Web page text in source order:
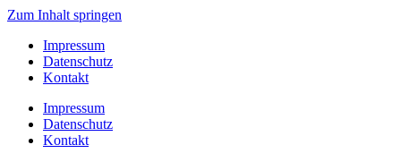
Zum Inhalt springen
Impressum
Datenschutz
Kontakt
Impressum
Datenschutz
Kontakt